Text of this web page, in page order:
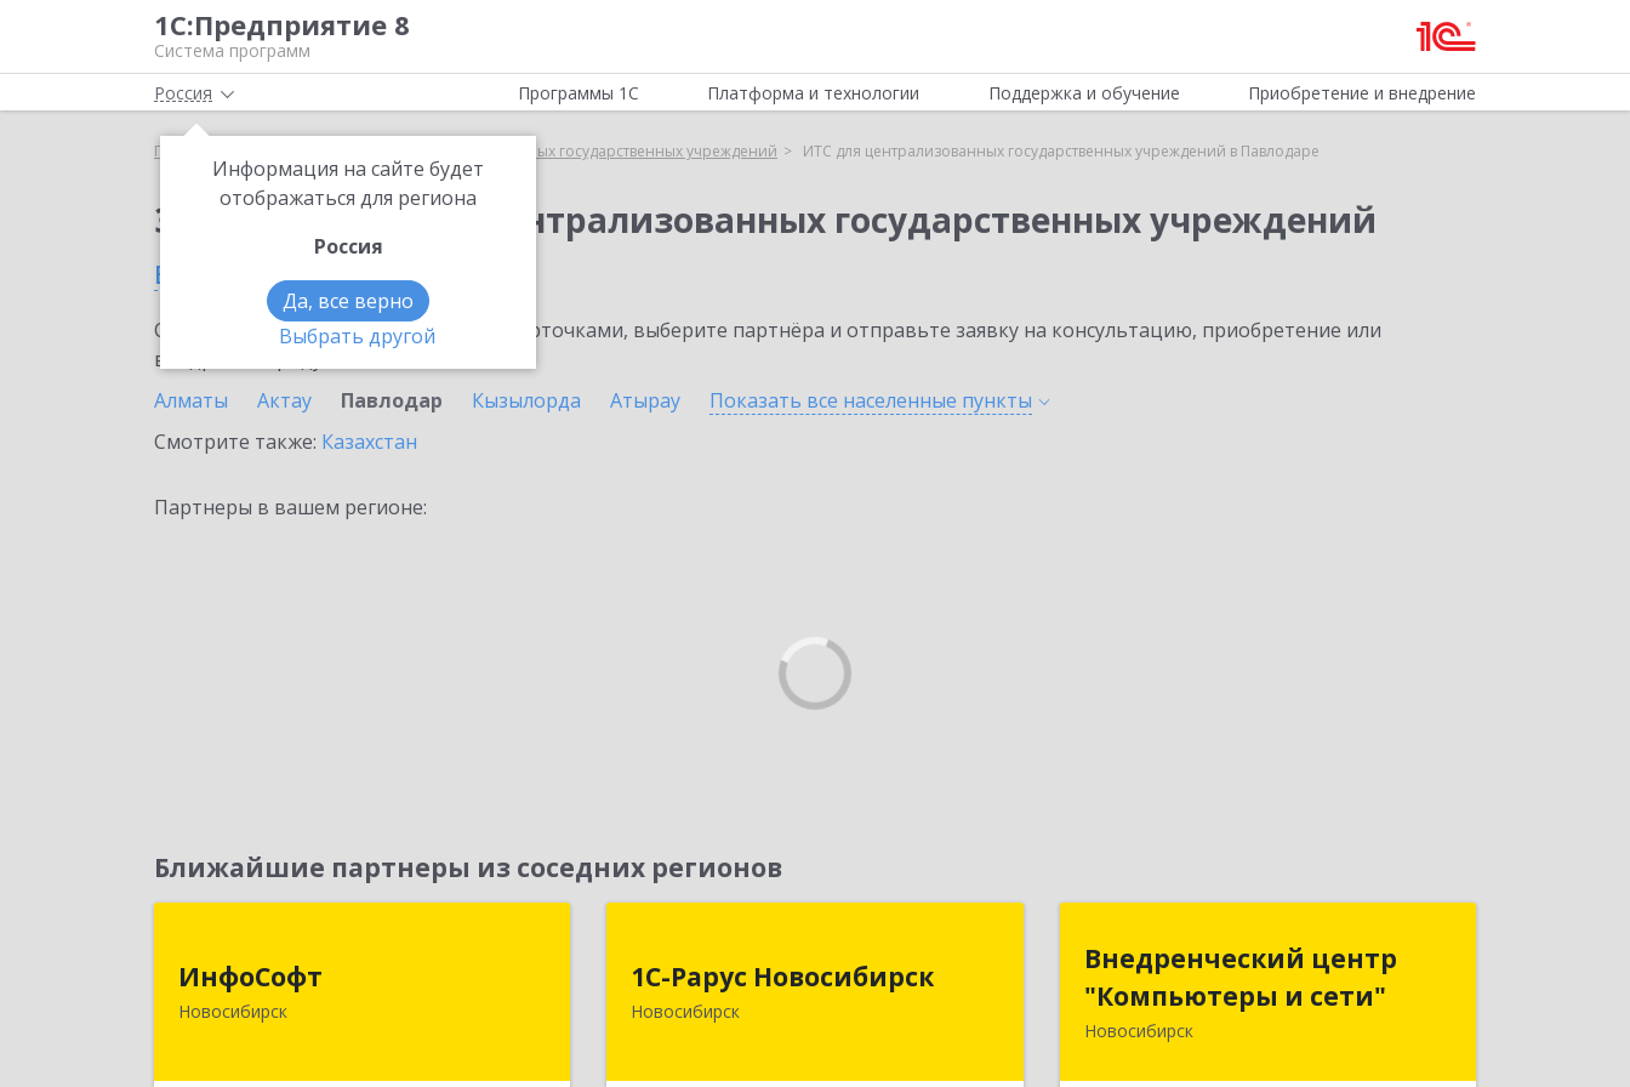
1С:Предприятие 8
Система программ
Россия
Информация на сайте будет
отображаться для региона
Россия
Да, все верно
Выбрать другой
Программы 1С Платформа и технологии Поддержка и обучение Приобретение и внедрение
Главная ИТС для централизованных государственных учреждений ИТС для централизованных государственных учреждений в Павлодаре
Заказать ИТС для централизованных государственных учреждений
в Павлодаре
Ознакомьтесь с информационными карточками, выберите партнёра и отправьте заявку на консультацию, приобретение или
внедрение продукта.
Алматы
Актау Павлодар Кызылорда Атырау Показать все населенные пункты
Смотрите также: Казахстан
Партнеры в вашем регионе:
Ближайшие партнеры из соседних регионов
ИнфоСофт
Новосибирск
630091, Новосибирская обл,
Новосибирск г, Крылова ул, дом № 31
1С-Рарус Новосибирск
Новосибирск
630015, Новосибирская обл,
Новосибирск г, Планетная ул, дом №
Внедренческий центр
"Компьютеры и сети"
Новосибирск
Внедренческий центр
"Компьютеры и сети"
630075, Новосибирская обл,